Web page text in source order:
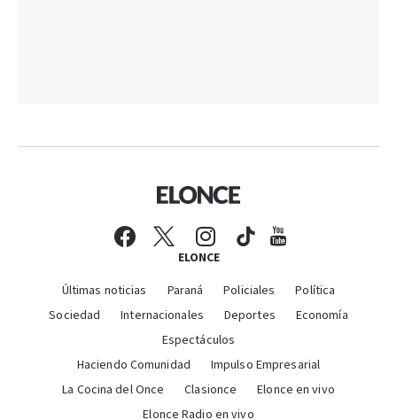
ELONCE
Últimas noticias Paraná Policiales
Política
Sociedad
Internacionales Deportes
Economía
Espectáculos
Haciendo Comunidad
Impulso Empresarial
La Cocina del Once
Clasionce
Elonce en vivo
Elonce Radio en vivo